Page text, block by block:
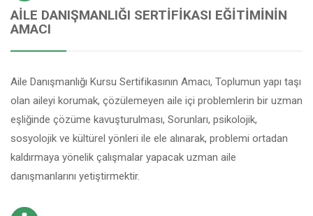
AILE DANIŞMANLIĞI SERTIFIKASI EĞITIMININ
AMACI
Aile Danışmanlığı Kursu Sertifikasının Amacı, Toplumun yapı taşı
olan aileyi korumak, çözülemeyen aile içi problemlerin bir uzman
eşliğinde çözüme kavuşturulması, Sorunları, psikolojik,
sosyolojik ve kültürel yönleri ile ele alınarak, problemi ortadan
kaldırmaya yönelik çalışmalar yapacak uzman aile
danışmanlarını yetiştirmektir.